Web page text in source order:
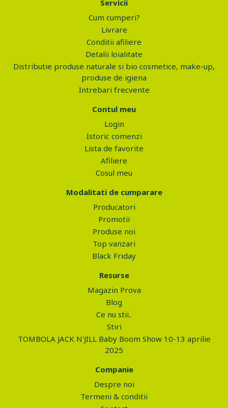
Servicii
Cum cumperi?
Livrare
Conditii afiliere
Detalii loialitate
Distributie produse naturale si bio cosmetice, make-up,
produse de igiena
Intrebari frecvente
Contul meu
Login
Istoric comenzi
Lista de favorite
Afiliere
Cosul meu
Modalitati de cumparare
Producatori
Promotii
Produse noi
Top vanzari
Black Friday
Resurse
Magazin Prova
Blog
Ce nu stii..
Stiri
TOMBOLA JACK N'JILL Baby Boom Show 10-13 aprilie
2025
Companie
Despre noi
Termeni & conditii